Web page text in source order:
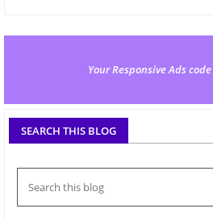
Your Responsive Ads
SEARCH THIS BLOG